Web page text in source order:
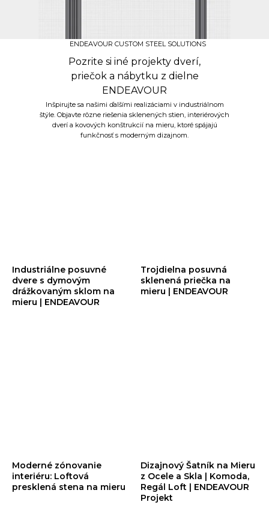
Inšpirujte sa našimi ďalšími realizáciami v industriálnom
štýle. Objavte rôzne riešenia sklenených stien, interiérových
dverí a kovových konštrukcií na mieru, ktoré spájajú
funkčnosť s moderným dizajnom.
ENDEAVOUR CUSTOM STEEL SOLUTIONS
Pozrite si iné projekty dverí,
priečok a nábytku z dielne
ENDEAVOUR
Industriálne posuvné
dvere s dymovým
drážkovaným sklom na
mieru | ENDEAVOUR
Trojdielna posuvná
sklenená priečka na
mieru | ENDEAVOUR
Moderné zónovanie
interiéru: Loftová
presklená stena na mieru
Dizajnový Šatník na Mieru
z Ocele a Skla | Komoda,
Regál Loft | ENDEAVOUR
Projekt